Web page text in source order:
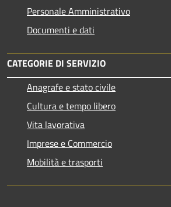
Personale Amministrativo
Documenti e dati
CATEGORIE DI SERVIZIO
Anagrafe e stato civile
Cultura e tempo libero
Vita lavorativa
Imprese e Commercio
Mobilità e trasporti